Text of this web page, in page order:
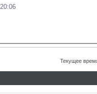
20:06
Текущее